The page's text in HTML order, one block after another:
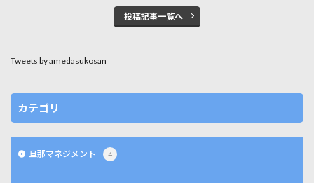
投稿記事一覧へ
Tweets by amedasukosan
カテゴリ
旦那マネジメント 4